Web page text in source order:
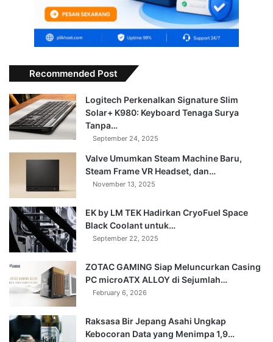
Recommended Post
Logitech Perkenalkan Signature Slim
Solar+ K980: Keyboard Tenaga Surya
Tanpa…
September 24, 2025
Valve Umumkan Steam Machine Baru,
Steam Frame VR Headset, dan…
November 13, 2025
EK by LM TEK Hadirkan CryoFuel Space
Black Coolant untuk…
September 22, 2025
ZOTAC GAMING Siap Meluncurkan Casing
PC microATX ALLOY di Sejumlah…
February 6, 2026
Raksasa Bir Jepang Asahi Ungkap
Kebocoran Data yang Menimpa 1,9…